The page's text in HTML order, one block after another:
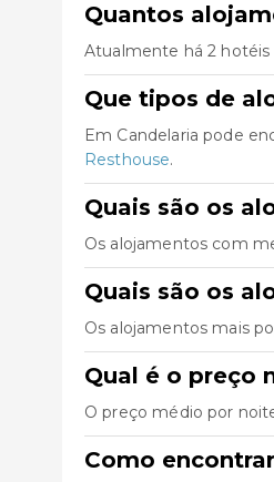
Quantos
Atualmente há 2 hotéis
Que tipos de
Em Candelaria pode
Resthouse.
Quais são os
Os alojamentos com
Quais são os
Os alojamentos mais
Qual é o preço
O preço médio por
Como